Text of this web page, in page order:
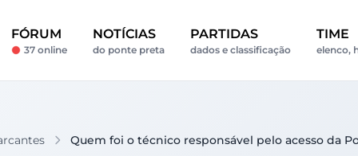
FÓRUM
37 online
NOTÍCIAS
do ponte preta
PARTIDAS
dados e classificação
TIME
elenco,
Quem foi o técnico responsável pelo acesso da